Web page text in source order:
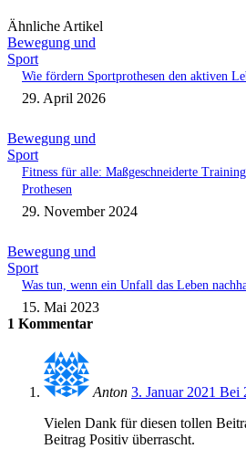
Ähnliche Artikel
Bewegung und
Sport
Wie fördern Sportprothesen den aktiven
29. April 2026
Bewegung und
Sport
Fitness für alle: Maßgeschneiderte
Prothesen
29. November 2024
Bewegung und
Sport
Was tun, wenn ein Unfall das Leben
15. Mai 2023
1 Kommentar
Anton 3. Januar 2021 Bei
Vielen Dank für diesen tollen
Beitrag Positiv überrascht.